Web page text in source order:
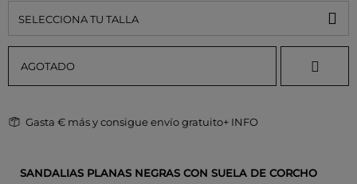
SELECCIONA TU TALLA
AGOTADO
Gasta € más y consigue envío gratuito+ INFO
SANDALIAS PLANAS NEGRAS CON SUELA DE CORCHO